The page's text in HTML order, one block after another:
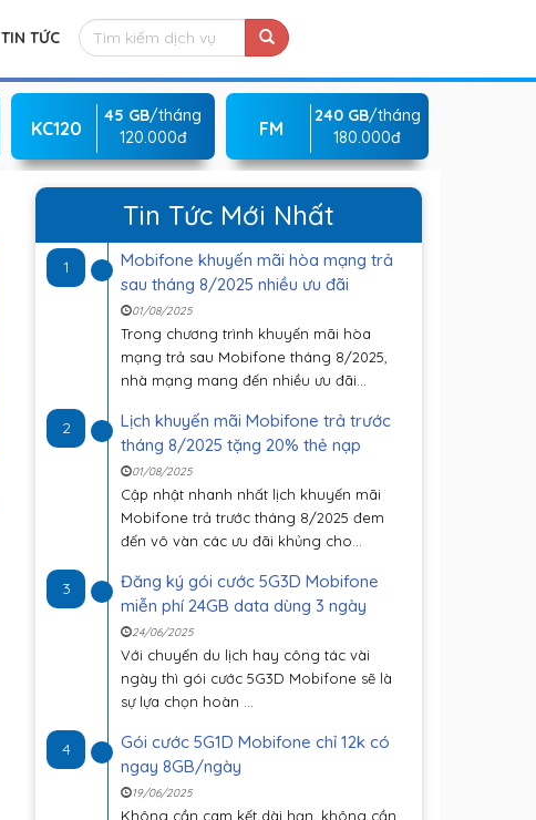
TIN TỨC
KC120
45 GB/tháng
120.000đ
FM
240 GB/tháng
180.000đ
Tin Tức Mới Nhất
1
Mobifone khuyến mãi hòa mạng trả
sau tháng 8/2025 nhiều ưu đãi
01/08/2025
Trong chương trình khuyến mãi hòa
mạng trả sau Mobifone tháng 8/2025,
nhà mạng mang đến nhiều ưu đãi...
2
Lịch khuyến mãi Mobifone trả trước
tháng 8/2025 tặng 20% thẻ nạp
01/08/2025
Cập nhật nhanh nhất lịch khuyến mãi
Mobifone trả trước tháng 8/2025 đem
đến vô vàn các ưu đãi khủng cho...
3
Đăng ký gói cước 5G3D Mobifone
miễn phí 24GB data dùng 3 ngày
24/06/2025
Với chuyến du lịch hay công tác vài
ngày thì gói cước 5G3D Mobifone sẽ là
sự lựa chọn hoàn ...
4
Gói cước 5G1D Mobifone chỉ 12k có
ngay 8GB/ngày
19/06/2025
Không cần cam kết dài hạn, không cần